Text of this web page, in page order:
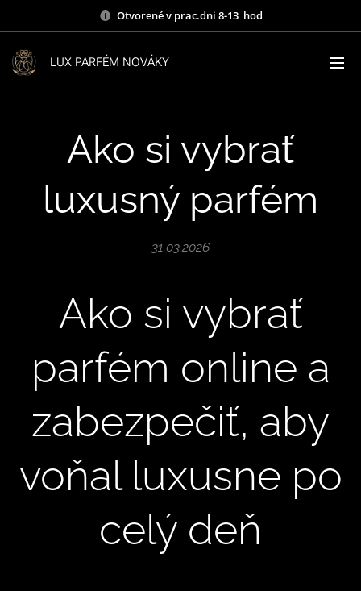
Otvorené v prac.dni 8-13 hod
LUX PARFÉM NOVÁKY
Ako si vybrať
luxusný parfém
31.03.2026
Ako si vybrať
parfém online a
zabezpečiť, aby
voňal luxusne po
celý deň